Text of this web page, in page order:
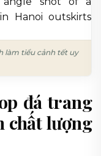
làm tiểu cảnh tết uy
đá trang
chất lượng